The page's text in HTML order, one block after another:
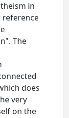
in
reference
The
does
very
on the